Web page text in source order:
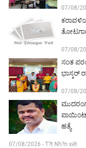
07/08/
07/08/
ಸಂತ
ಭಾಸ್ಕರ್
07/08/
ಪಾಯಿಂಟ್
ಹತ್ಯೆ
07/08/2026 - T?t Nh?n xét